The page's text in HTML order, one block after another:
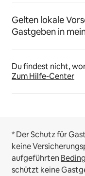
Gelten lokale
Gastgeben in
Du findest nicht,
Zum Hilfe-Center
* Der Schutz für
keine
aufgeführten
schützt keine